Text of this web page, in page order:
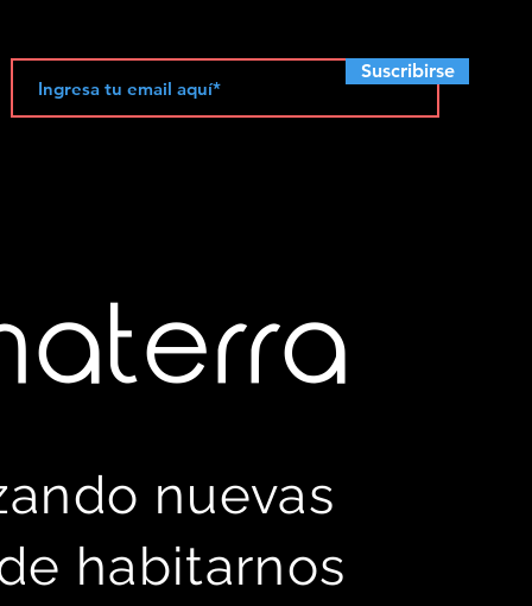
Suscribirse
nuevas
e habitarnos